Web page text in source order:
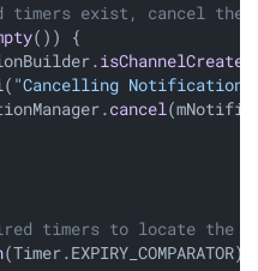
timers exist, cancel
()) {
isChannelCreated
( "Cancelling
cancel
timers to locate the
(Timer.EXPIRY_COMPARATOR)